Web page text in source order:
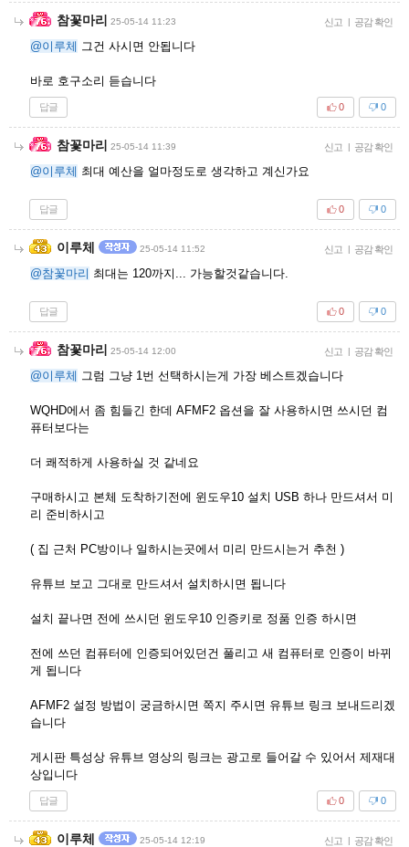
참꽃마리 25-05-14 11:23 신고 | 공감 확인
@이루체 그건 사시면 안됩니다
바로 호구소리 듣습니다
답글 0
0
참꽃마리 25-05-14 11:39 신고 | 공감 확인
@이루체 최대 예산을 얼마정도로 생각하고 계신가요
답글 0
0
이루체 25-05-14 11:52 신고 | 공감 확인
@참꽃마리 최대는 120까지... 가능할것같습니다.
답글 0
0
참꽃마리 25-05-14 12:00 신고 | 공감 확인
@이루체 그럼 그냥 1번 선택하시는게 가장 베스트겠습니다
WQHD에서 좀 힘들긴 한데 AFMF2 옵션을 잘 사용하시면 쓰시던 컴
퓨터보다는
더 쾌적하게 사용하실 것 같네요
구매하시고 본체 도착하기전에 윈도우10 설치 USB 하나 만드셔서 미
리 준비하시고
( 집 근처 PC방이나 일하시는곳에서 미리 만드시는거 추천 )
유튜브 보고 그대로 만드셔서 설치하시면 됩니다
설치 끝나면 전에 쓰시던 윈도우10 인증키로 정품 인증 하시면
전에 쓰던 컴퓨터에 인증되어있던건 풀리고 새 컴퓨터로 인증이 바뀌
게 됩니다
AFMF2 설정 방법이 궁금하시면 쪽지 주시면 유튜브 링크 보내드리겠
습니다
게시판 특성상 유튜브 영상의 링크는 광고로 들어갈 수 있어서 제재대
상입니다
답글 0
0
이루체 25-05-14 12:19 신고 | 공감 확인